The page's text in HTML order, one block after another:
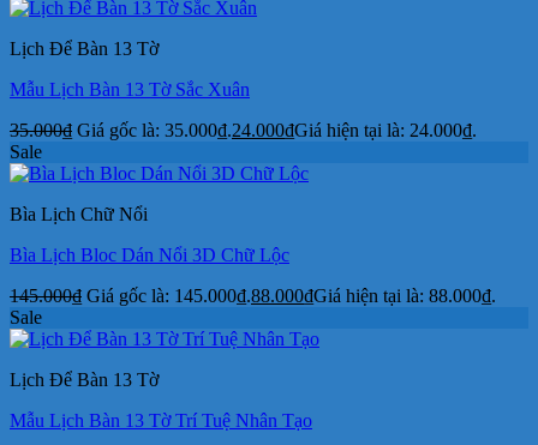
Lịch Để Bàn 13 Tờ
Mẫu Lịch Bàn 13 Tờ Sắc Xuân
35.000₫ Giá gốc là: 35.000₫.24.000₫Giá hiện tại là: 24.000₫.
Sale
Bìa Lịch Chữ Nổi
Bìa Lịch Bloc Dán Nổi 3D Chữ Lộc
145.000₫ Giá gốc là: 145.000₫.88.000₫Giá hiện tại là: 88.000₫.
Sale
Lịch Để Bàn 13 Tờ
Mẫu Lịch Bàn 13 Tờ Trí Tuệ Nhân Tạo